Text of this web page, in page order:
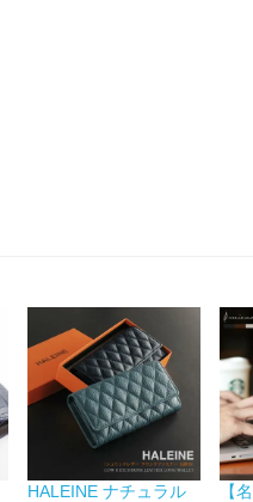
HALEINE ナチュラル
【